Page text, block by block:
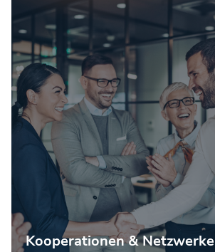
Kooperationen & Netzwerke